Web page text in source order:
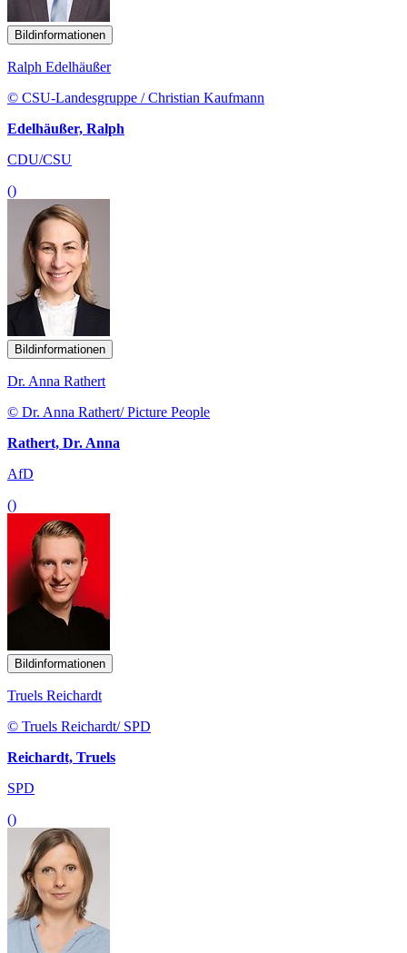
Bildinformationen
Ralph Edelhäußer
© CSU-Landesgruppe / Christian Kaufmann
Edelhäußer, Ralph
CDU/CSU
()
Bildinformationen
Dr. Anna Rathert
© Dr. Anna Rathert/ Picture People
Rathert, Dr. Anna
AfD
()
Bildinformationen
Truels Reichardt
© Truels Reichardt/ SPD
Reichardt, Truels
SPD
()